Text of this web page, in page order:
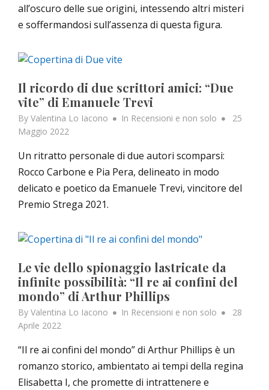
all’oscuro delle sue origini, intessendo altri misteri
e soffermandosi sull’assenza di questa figura.
Il ricordo di due scrittori amici: “Due
vite” di Emanuele Trevi
By Valentina Lo Iacono In Recensioni e non solo
Posted
25
Maggio 2022
Un ritratto personale di due autori scomparsi:
Rocco Carbone e Pia Pera, delineato in modo
delicato e poetico da Emanuele Trevi, vincitore del
Premio Strega 2021.
Le vie dello spionaggio lastricate da
infinite possibilità: “Il re ai confini del
mondo” di Arthur Phillips
By Valentina Lo Iacono In Recensioni e non solo
Posted
28
Aprile 2022
“Il re ai confini del mondo” di Arthur Phillips è un
romanzo storico, ambientato ai tempi della regina
Elisabetta I, che promette di intrattenere e